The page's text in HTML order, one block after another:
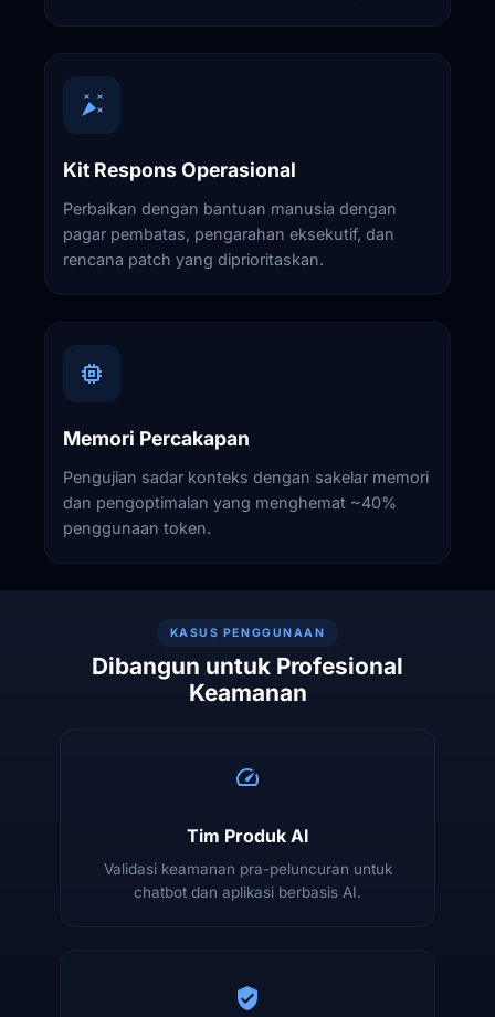
Kit Respons Operasional
Perbaikan dengan bantuan manusia dengan
pagar pembatas, pengarahan eksekutif, dan
rencana patch yang diprioritaskan.
Memori Percakapan
Pengujian sadar konteks dengan sakelar memori
dan pengoptimalan yang menghemat ~40%
penggunaan token.
KASUS PENGGUNAAN
Dibangun untuk Profesional
Keamanan
Tim Produk AI
Validasi keamanan pra-peluncuran untuk
chatbot dan aplikasi berbasis AI.